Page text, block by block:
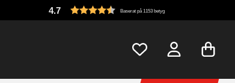
4.7 Baserat på 1153 betyg